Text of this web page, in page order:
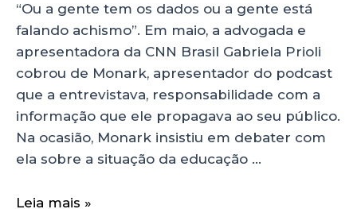
“Ou a gente tem os dados ou a gente está
falando achismo”. Em maio, a advogada e
apresentadora da CNN Brasil Gabriela Prioli
cobrou de Monark, apresentador do podcast
que a entrevistava, responsabilidade com a
informação que ele propagava ao seu público.
Na ocasião, Monark insistiu em debater com
ela sobre a situação da educação …
Leia mais »